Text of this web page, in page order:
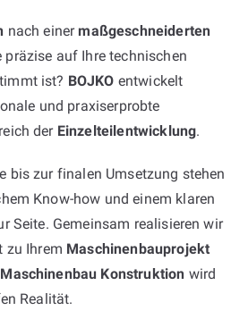
nach einermaßgeschneiderten
präzise auf Ihre technischen
ist? BOJKO entwickelt
und praxiserprobte
der Einzelteilentwicklung.
bis zur finalen Umsetzung stehen
Know-how und einem klaren
Seite. Gemeinsam realisieren wir
zu Ihrem Maschinenbauprojekt
Maschinenbau Konstruktion wird
Realität.